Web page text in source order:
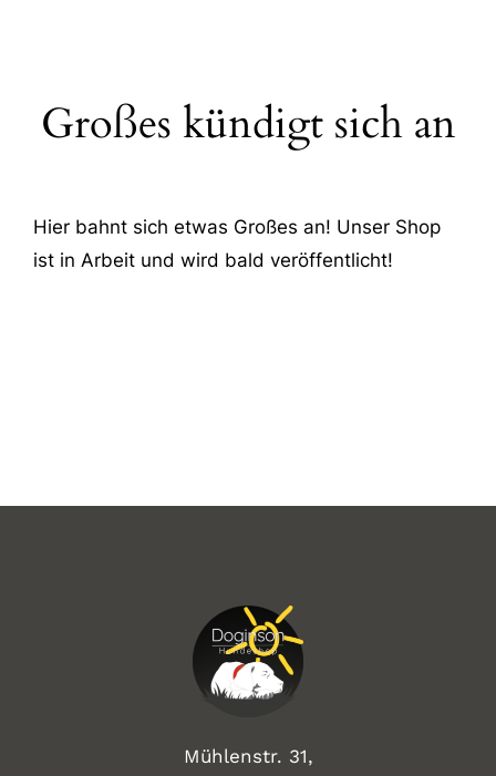
Großes kündigt sich an
Hier bahnt sich etwas Großes an! Unser Shop
ist in Arbeit und wird bald veröffentlicht!
Mühlenstr. 31,